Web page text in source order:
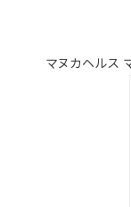
マヌカヘルス